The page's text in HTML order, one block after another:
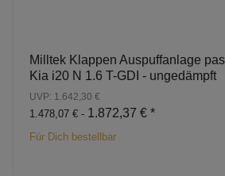
Milltek Klappen Auspuffanlage
Kia i20 N 1.6 T-GDI - ungedämpft
UVP: 1.642,30 €
1.478,07 € - 1.872,37 € *
Für Dich bestellbar